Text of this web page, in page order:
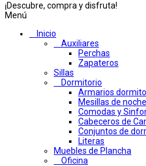
¡Descubre, compra y disfruta!
Menú
Inicio
Auxiliares
Perchas
Zapateros
Sillas
Dormitorio
Armarios
Mesillas de noche
Comodas y
Cabeceros de
Conjuntos de
Literas
Muebles de Plancha
Oficina